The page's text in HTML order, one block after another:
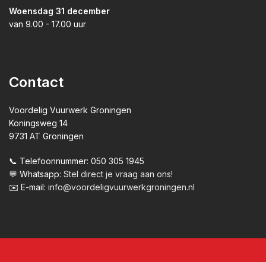
Woensdag 31 december
van 9.00 - 17.00 uur
Contact
Voordelig Vuurwerk Groningen
Koningsweg 14
9731 AT Groningen
📞 Telefoonnummer: 050 305 1945
💬 Whatsapp: Stel direct je vraag aan ons!
✉️ E-mail: info@voordeligvuurwerkgroningen.nl